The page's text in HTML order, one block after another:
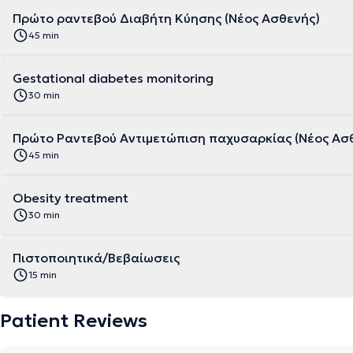
Πρώτο ραντεβού Διαβήτη Κύησης (Νέος Ασθενής)
45 min
Gestational diabetes monitoring
30 min
Πρώτο Ραντεβού Αντιμετώπιση παχυσαρκίας (Νέος
45 min
Obesity treatment
30 min
Πιστοποιητικά/Βεβαίωσεις
15 min
Patient Reviews